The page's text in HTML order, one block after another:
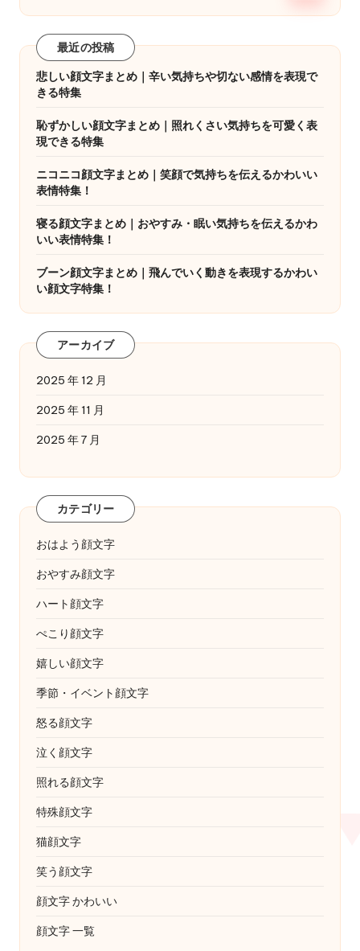
最近の投稿
悲しい顔文字まとめ｜辛い気持ちや切ない感情を表現で
きる特集
恥ずかしい顔文字まとめ｜照れくさい気持ちを可愛く表
現できる特集
ニコニコ顔文字まとめ｜笑顔で気持ちを伝えるかわいい
表情特集！
寝る顔文字まとめ｜おやすみ・眠い気持ちを伝えるかわ
いい表情特集！
ブーン顔文字まとめ｜飛んでいく動きを表現するかわい
い顔文字特集！
アーカイブ
2025 年 12 月
2025 年 11 月
2025 年 7 月
カテゴリー
おはよう顔文字
おやすみ顔文字
ハート顔文字
ぺこり顔文字
嬉しい顔文字
季節・イベント顔文字
怒る顔文字
泣く顔文字
照れる顔文字
特殊顔文字
猫顔文字
笑う顔文字
顔文字 かわいい
顔文字 一覧